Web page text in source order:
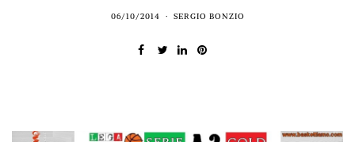
06/10/2014 SERGIO BONZIO